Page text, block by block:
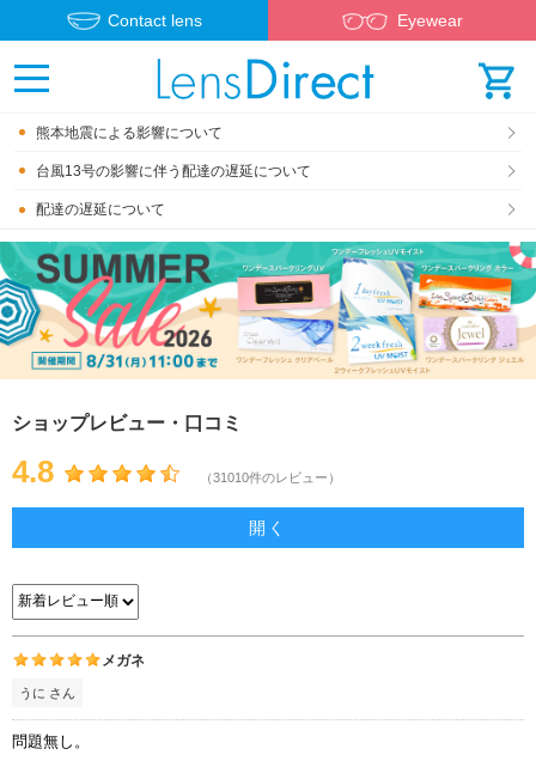
Contact lens Eyewear
熊本地震による影響について
台風13号の影響に伴う配達の遅延について
配達の遅延について
ショップレビュー・口コミ
4.8 （31010件のレビュー）
開く
メガネ
うに さん
問題無し。